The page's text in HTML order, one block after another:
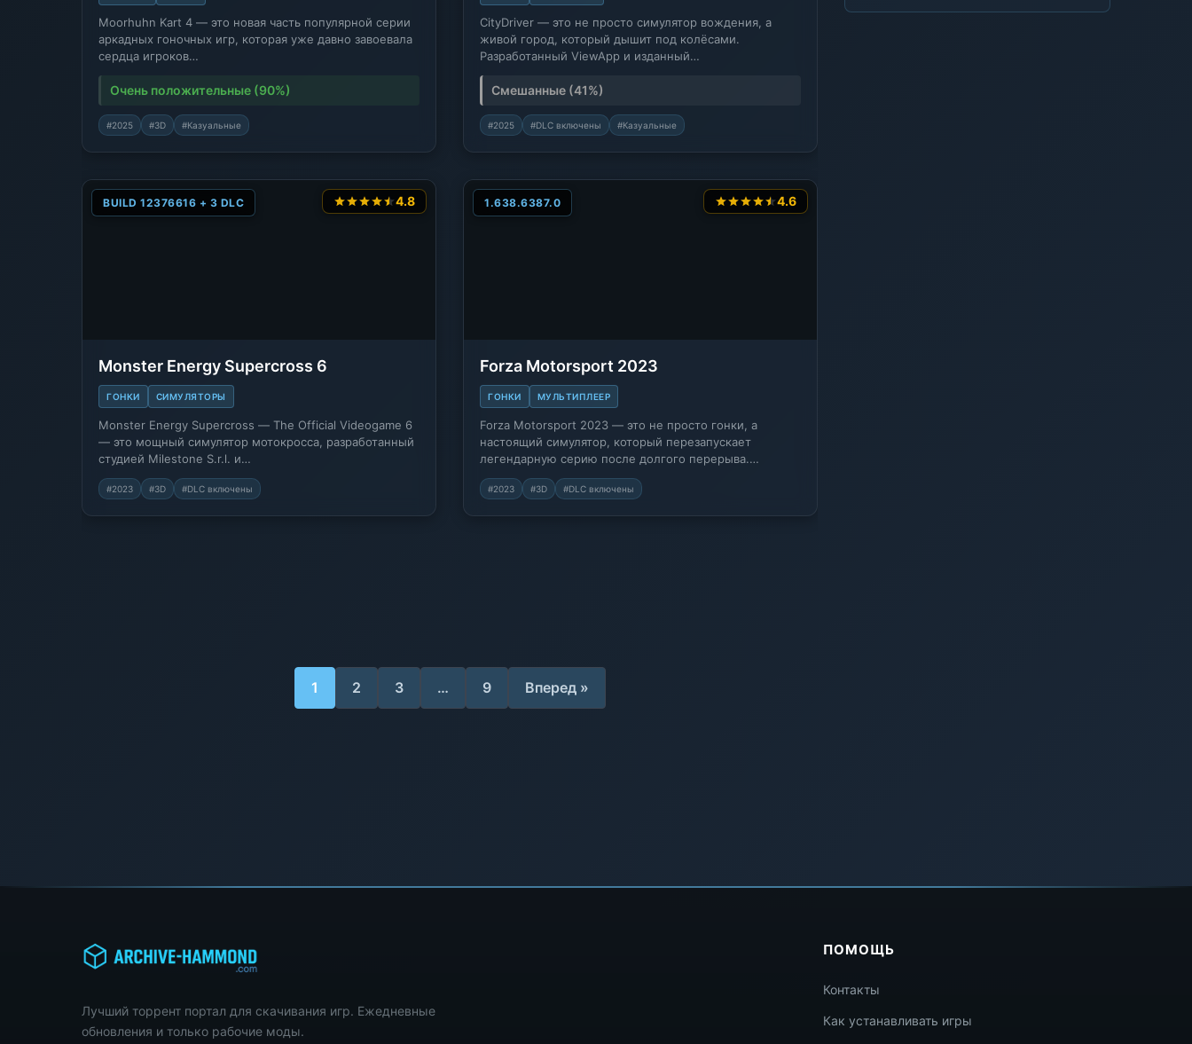
Moorhuhn Kart 4 — это новая часть популярной серии
аркадных гоночных игр, которая уже давно завоевала
сердца игроков…
Очень положительные (90%)
#2025 #3D #Казуальные
CityDriver — это не просто симулятор вождения, а
живой город, который дышит под колёсами.
Разработанный ViewApp и изданный…
Смешанные (41%)
#2025 #DLC включены #Казуальные
BUILD 12376616 + 3 DLC 4.8
Monster Energy Supercross 6
ГОНКИ СИМУЛЯТОРЫ
Monster Energy Supercross — The Official Videogame 6
— это мощный симулятор мотокросса, разработанный
студией Milestone S.r.l. и…
#2023 #3D #DLC включены
1.638.6387.0 4.6
Forza Motorsport 2023
ГОНКИ МУЛЬТИПЛЕЕР
Forza Motorsport 2023 — это не просто гонки, а
настоящий симулятор, который перезапускает
легендарную серию после долгого перерыва.…
#2023 #3D #DLC включены
1 2 3 … 9 Вперед »
Лучший торрент портал для скачивания игр. Ежедневные
обновления и только рабочие моды.
ПОМОЩЬ
Контакты
Как устанавливать игры